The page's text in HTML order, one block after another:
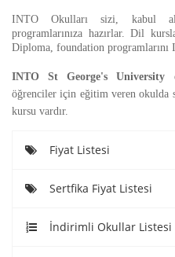
INTO Okulları sizi, kabul
programlarınıza hazırlar. Dil
Diploma, foundation programlarını
INTO St George's
öğrenciler için eğitim veren okulda
kursu vardır.
Fiyat Listesi
Sertfika Fiyat Listesi
İndirimli Okullar Listesi